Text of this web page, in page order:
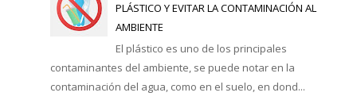
PLÁSTICO Y EVITAR LA CONTAMINACIÓN AL
AMBIENTE
El plástico es uno de los principales
contaminantes del ambiente, se puede notar en la
contaminación del agua, como en el suelo, en dond...